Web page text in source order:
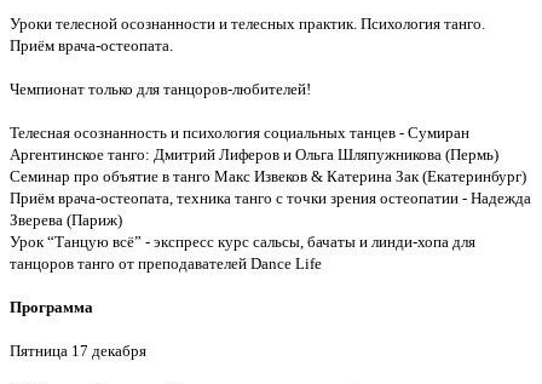
Уроки телесной осознанности и телесных практик. Психология танго.
Приём врача-остеопата.
Чемпионат только для танцоров-любителей!
Телесная осознанность и психология социальных танцев - Сумиран
Аргентинское танго: Дмитрий Лиферов и Ольга Шляпужникова (Пермь)
Семинар про объятие в танго Макс Извеков & Катерина Зак (Екатеринбург)
Приём врача-остеопата, техника танго с точки зрения остеопатии - Надежда
Зверева (Париж)
Урок “Танцую всё” - экспресс курс сальсы, бачаты и линди-хопа для
танцоров танго от преподавателей Dance Life
Программа
Пятница 17 декабря